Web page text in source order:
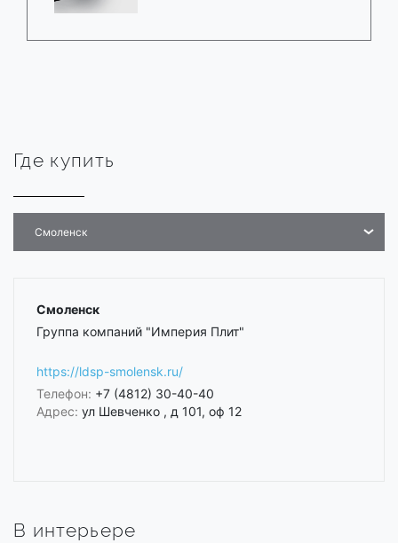
Где купить
Смоленск
Смоленск
Группа компаний "Империя Плит"
https://ldsp-smolensk.ru/
Телефон: +7 (4812) 30-40-40
Адрес: ул Шевченко , д 101, оф 12
В интерьере